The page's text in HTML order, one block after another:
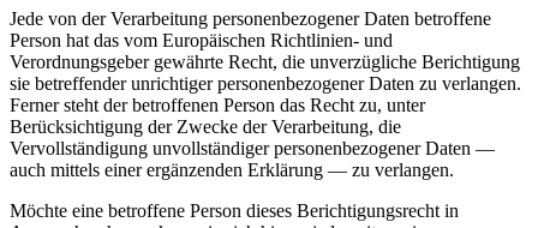
Jede von der Verarbeitung personenbezogener Daten betroffene
Person hat das vom Europäischen Richtlinien- und
Verordnungsgeber gewährte Recht, die unverzügliche Berichtigung
sie betreffender unrichtiger personenbezogener Daten zu verlangen.
Ferner steht der betroffenen Person das Recht zu, unter
Berücksichtigung der Zwecke der Verarbeitung, die
Vervollständigung unvollständiger personenbezogener Daten —
auch mittels einer ergänzenden Erklärung — zu verlangen.
Möchte eine betroffene Person dieses Berichtigungsrecht in